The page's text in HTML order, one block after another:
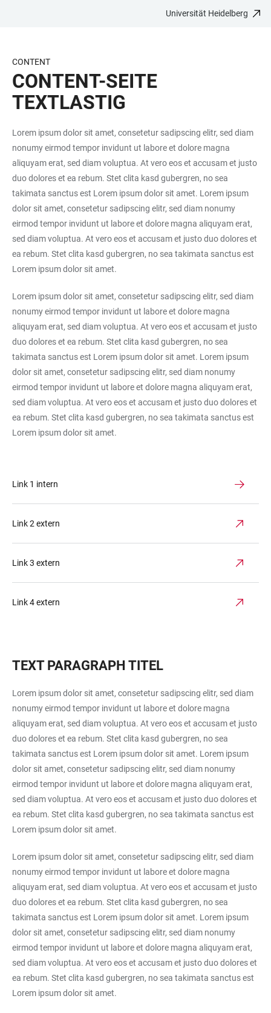
BARRIEREFREIHEIT
Universität Heidelberg
CONTENT
CONTENT-SEITE
TEXTLASTIG
Lorem ipsum dolor sit amet, consetetur sadipscing elitr, sed diam
nonumy eirmod tempor invidunt ut labore et dolore magna
aliquyam erat, sed diam voluptua. At vero eos et accusam et justo
duo dolores et ea rebum. Stet clita kasd gubergren, no sea
takimata sanctus est Lorem ipsum dolor sit amet. Lorem ipsum
dolor sit amet, consetetur sadipscing elitr, sed diam nonumy
eirmod tempor invidunt ut labore et dolore magna aliquyam erat,
sed diam voluptua. At vero eos et accusam et justo duo dolores et
ea rebum. Stet clita kasd gubergren, no sea takimata sanctus est
Lorem ipsum dolor sit amet.
Lorem ipsum dolor sit amet, consetetur sadipscing elitr, sed diam
nonumy eirmod tempor invidunt ut labore et dolore magna
aliquyam erat, sed diam voluptua. At vero eos et accusam et justo
duo dolores et ea rebum. Stet clita kasd gubergren, no sea
takimata sanctus est Lorem ipsum dolor sit amet. Lorem ipsum
dolor sit amet, consetetur sadipscing elitr, sed diam nonumy
eirmod tempor invidunt ut labore et dolore magna aliquyam erat,
sed diam voluptua. At vero eos et accusam et justo duo dolores et
ea rebum. Stet clita kasd gubergren, no sea takimata sanctus est
Lorem ipsum dolor sit amet.
Link 1 intern
Link 2 extern
Link 3 extern
Link 4 extern
TEXT PARAGRAPH TITEL
Lorem ipsum dolor sit amet, consetetur sadipscing elitr, sed diam
nonumy eirmod tempor invidunt ut labore et dolore magna
aliquyam erat, sed diam voluptua. At vero eos et accusam et justo
duo dolores et ea rebum. Stet clita kasd gubergren, no sea
takimata sanctus est Lorem ipsum dolor sit amet. Lorem ipsum
dolor sit amet, consetetur sadipscing elitr, sed diam nonumy
eirmod tempor invidunt ut labore et dolore magna aliquyam erat,
sed diam voluptua. At vero eos et accusam et justo duo dolores et
ea rebum. Stet clita kasd gubergren, no sea takimata sanctus est
Lorem ipsum dolor sit amet.
Lorem ipsum dolor sit amet, consetetur sadipscing elitr, sed diam
nonumy eirmod tempor invidunt ut labore et dolore magna
aliquyam erat, sed diam voluptua. At vero eos et accusam et justo
duo dolores et ea rebum. Stet clita kasd gubergren, no sea
takimata sanctus est Lorem ipsum dolor sit amet. Lorem ipsum
dolor sit amet, consetetur sadipscing elitr, sed diam nonumy
eirmod tempor invidunt ut labore et dolore magna aliquyam erat,
sed diam voluptua. At vero eos et accusam et justo duo dolores et
ea rebum. Stet clita kasd gubergren, no sea takimata sanctus est
Lorem ipsum dolor sit amet.